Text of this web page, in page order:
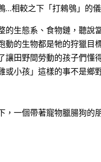
...相較之下「打鶆鴞」的
的生態系、食物鏈，聽說
動的生物都是牠的狩獵
讓田野間勞動的孩子們懂
或小孩」這樣的事不是鄉
，一個帶著寵物臘腸狗的